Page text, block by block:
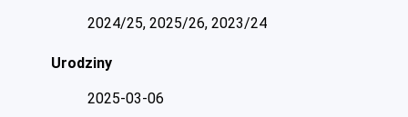
2024/25, 2025/26, 2023/24
Urodziny
2025-03-06